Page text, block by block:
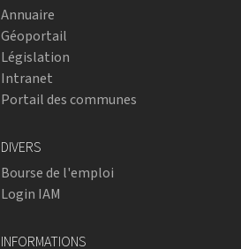
Annuaire
Géoportail
Législation
Intranet
Portail des communes
DIVERS
Bourse de l'emploi
Login IAM
INFORMATIONS